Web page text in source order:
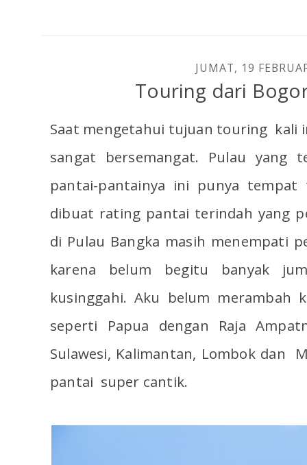
JUMAT, 19
Touring dari
Saat mengetahui tujuan touring kali
sangat bersemangat. Pulau yang
pantai-pantainya ini punya
dibuat rating pantai terindah yang
di Pulau Bangka masih menempati
karena belum begitu banyak
kusinggahi. Aku belum merambah
seperti Papua dengan Raja
Sulawesi, Kalimantan, Lombok dan
pantai super cantik.